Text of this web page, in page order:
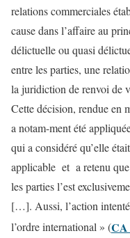
relations commerciales
cause dans l’affaire au
délictuelle ou quasi
entre les parties, une
la juridiction de renvoi de
Cette décision, rendue en
a notam-ment été
qui a considéré qu’elle
applicable et a retenu
les parties l’est
[…]. Aussi, l’action
l’ordre international » (CA